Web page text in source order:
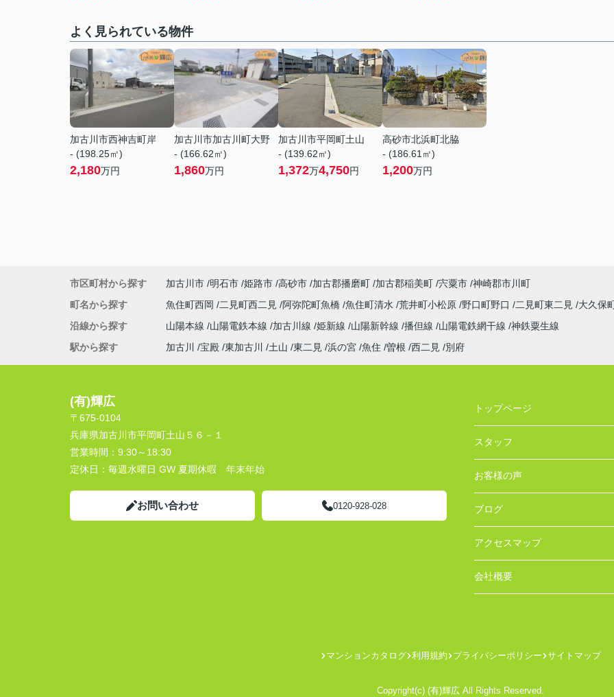
よく見られている物件
加古川市西神吉町岸
- (198.25㎡)
2,180万円
加古川市加古川町大野
- (166.62㎡)
1,860万円
加古川市平岡町土山
- (139.62㎡)
1,372万4,750円
高砂市北浜町北脇
- (186.61㎡)
1,200万円
市区町村から探す 加古川市 明石市 姫路市 高砂市 加古郡播磨町 加古郡稲美町 宍粟市 神崎郡市川町
町名から探す
魚住町西岡 二見町西二見 阿弥陀町魚橋 魚住町清水 荒井町小松原 野口町野口 二見町東二見
大久保
沿線から探す
山陽本線 山陽電鉄本線 加古川線 姫新線 山陽新幹線 播但線 山陽電鉄網干線 神鉄粟生線
駅から探す
加古川 宝殿 東加古川 土山 東二見 浜の宮 魚住 曽根 西二見 別府
(有)輝広
〒675-0104
兵庫県加古川市平岡町土山５６－１
営業時間： 9:30～18:30
定休日： 毎週水曜日 GW 夏期休暇 年末年始
お問い合わせ 0120-928-028
トップページ
スタッフ
お客様の声
ブログ
アクセスマップ
会社概要
マンションカタログ 利用規約 プライバシーポリシー サイトマップ
Copyright(c) (有)輝広 All Rights Reserved.